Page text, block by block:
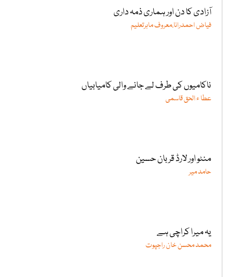
آزادی کا دن اور ہماری ذمہ داری
فیاض احمدرانا،معروف ماہرتعلیم
ناکامیوں کی طرف لے جانے والی کامیابیاں
عطا ء الحق قاسمی
منٹو اور لارڈ قربان حسین
حامد میر
یہ میرا کراچی ہے
محمد محسن خان راجپوت